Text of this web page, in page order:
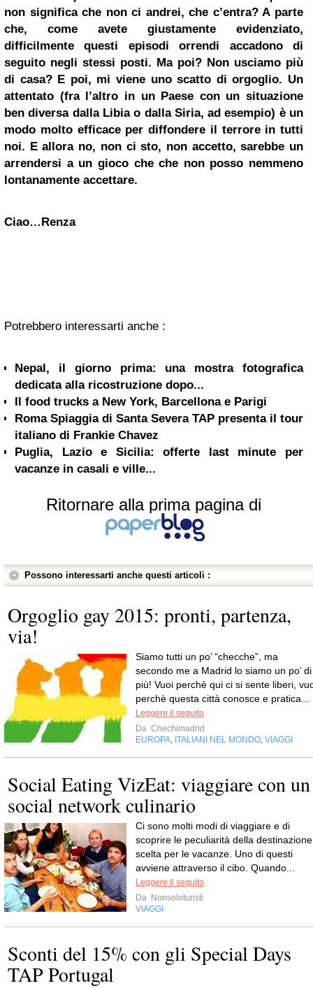
non significa che non ci andrei, che c’entra? A parte
che, come avete giustamente evidenziato,
difficilmente questi episodi orrendi accadono di
seguito negli stessi posti. Ma poi? Non usciamo più
di casa? E poi, mi viene uno scatto di orgoglio. Un
attentato (fra l’altro in un Paese con un situazione
ben diversa dalla Libia o dalla Siria, ad esempio) è un
modo molto efficace per diffondere il terrore in tutti
noi. E allora no, non ci sto, non accetto, sarebbe un
arrendersi a un gioco che che non posso nemmeno
lontanamente accettare.
Ciao…Renza
Potrebbero interessarti anche :
Nepal, il giorno prima: una mostra fotografica
dedicata alla ricostruzione dopo...
Il food trucks a New York, Barcellona e Parigi
Roma Spiaggia di Santa Severa TAP presenta il tour
italiano di Frankie Chavez
Puglia, Lazio e Sicilia: offerte last minute per
vacanze in casali e ville...
Ritornare alla prima pagina di
Possono interessarti anche questi articoli :
Orgoglio gay 2015: pronti, partenza,
via!
Siamo tutti un po’ “checche”, ma
secondo me a Madrid lo siamo un po’ di
più! Vuoi perchè qui ci si sente liberi,
perchè questa città conosce e pratica...
Leggere il seguito
Da Chechimadrid
EUROPA
ITALIANI NEL MONDO VIAGGI
Social Eating VizEat: viaggiare con un
social network culinario
Ci sono molti modi di viaggiare e di
scoprire le peculiarità della destinazione
scelta per le vacanze. Uno di questi
avviene attraverso il cibo. Quando...
Leggere il seguito
Da Nonsoloturisti
VIAGGI
Sconti del 15% con gli Special Days
TAP Portugal